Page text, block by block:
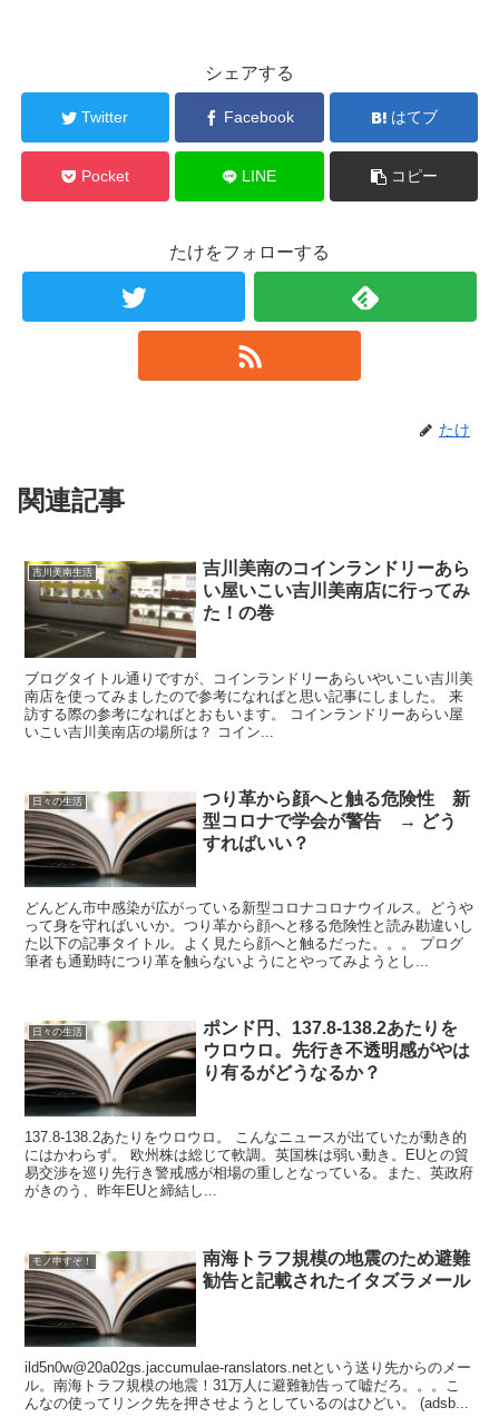
シェアする
Twitter Facebook はてブ
Pocket LINE コピー
たけをフォローする
たけ
関連記事
吉川美南生活
吉川美南のコインランドリーあら
い屋いこい吉川美南店に行ってみ
た！の巻
ブログタイトル通りですが、コインランドリーあらいやいこい吉川美
南店を使ってみましたので参考になればと思い記事にしました。 来
訪する際の参考になればとおもいます。 コインランドリーあらい屋
いこい吉川美南店の場所は？ コイン...
日々の生活
つり革から顔へと触る危険性 新
型コロナで学会が警告 → どう
すればいい？
どんどん市中感染が広がっている新型コロナコロナウイルス。どうや
って身を守ればいいか。つり革から顔へと移る危険性と読み勘違いし
た以下の記事タイトル。よく見たら顔へと触るだった。。。 プログ
筆者も通勤時につり革を触らないようにとやってみようとし...
日々の生活
ポンド円、137.8-138.2あたりを
ウロウロ。先行き不透明感がやは
り有るがどうなるか？
137.8-138.2あたりをウロウロ。 こんなニュースが出ていたが動き的
にはかわらず。 欧州株は総じて軟調。英国株は弱い動き。EUとの貿
易交渉を巡り先行き警戒感が相場の重しとなっている。また、英政府
がきのう、昨年EUと締結し...
モノ申すぞ！
南海トラフ規模の地震のため避難
勧告と記載されたイタズラメール
ild5n0w@20a02gs.jaccumulae-ranslators.netという送り先からのメー
ル。南海トラフ規模の地震！31万人に避難勧告って嘘だろ。。。こ
んなの使ってリンク先を押させようとしているのはひどい。 (adsb...